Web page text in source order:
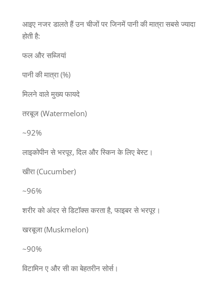
आइए नजर डालते हैं उन चीजों पर जिनमें पानी की मात्रा सबसे ज्यादा
होती है:
फल और सब्जियां
पानी की मात्रा (%)
मिलने वाले मुख्य फायदे
तरबूज (Watermelon)
~92%
लाइकोपीन से भरपूर, दिल और स्किन के लिए बेस्ट।
खीरा (Cucumber)
~96%
शरीर को अंदर से डिटॉक्स करता है, फाइबर से भरपूर।
खरबूजा (Muskmelon)
~90%
विटामिन ए और सी का बेहतरीन सोर्स।